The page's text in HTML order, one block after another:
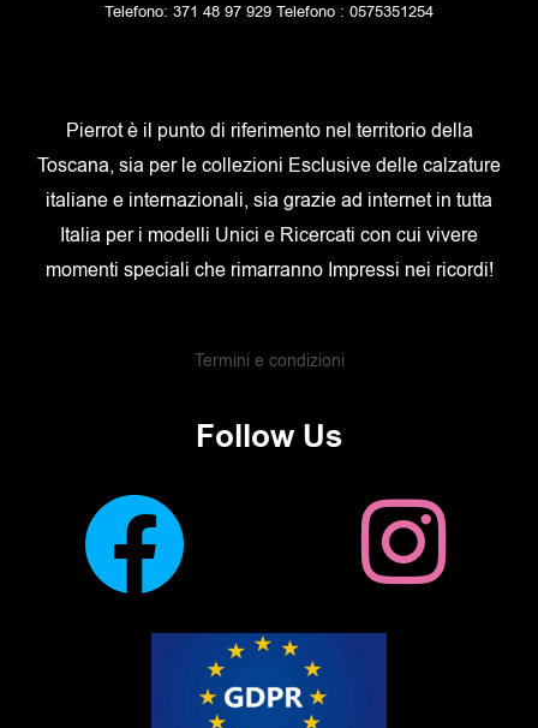
Telefono: 371 48 97 929 Telefono : 0575351254
Pierrot è il punto di riferimento nel territorio della
Toscana, sia per le collezioni Esclusive delle calzature
italiane e internazionali, sia grazie ad internet in tutta
Italia per i modelli Unici e Ricercati con cui vivere
momenti speciali che rimarranno Impressi nei ricordi!
Termini e condizioni
Follow Us